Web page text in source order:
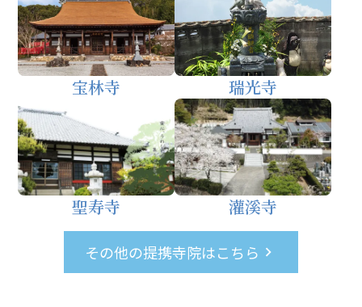
宝林寺 瑞光寺
聖寿寺 灌溪寺
その他の提携寺院はこちら keyboard_arrow_right